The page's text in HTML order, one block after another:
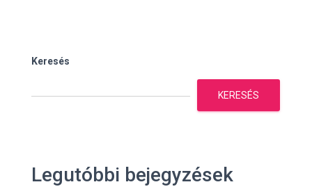
Keresés
KERESÉS
Legutóbbi bejegyzések